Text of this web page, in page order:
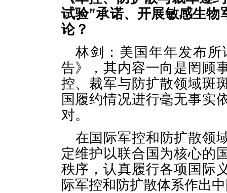
试验”承诺、开展敏感生
论？
林剑：美国年年发布
告》，其内容一向是罔顾
控、裁军与防扩散领域斑
国履约情况进行毫无事实
对。
在国际军控和防扩散领
定维护以联合国为核心的
秩序，认真履行各项国际
际军控和防扩散体系作出